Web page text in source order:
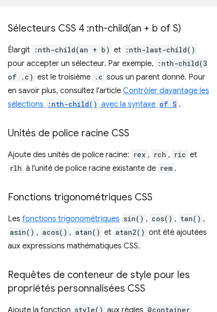
Sélecteurs CSS 4 :nth-child(an + b of S)
Élargit :nth-child(an + b) et :nth-last-child()
pour accepter un sélecteur. Par exemple,
:nth-child(3
of .c) est le troisième .c sous un parent donné. Pour
en savoir plus, consultez l'article Contrôler davantage les
sélections
:nth-child() avec la syntaxe of S .
Unités de police racine CSS
Ajoute des unités de police racine: rex , rch , ric et
rlh à l'unité de police racine existante de rem .
Fonctions trigonométriques CSS
Les fonctions trigonométriques sin() , cos() , tan() ,
asin() , acos() , atan() et atan2() ont été ajoutées
aux expressions mathématiques CSS.
Requêtes de conteneur de style pour les
propriétés personnalisées CSS
Ajoute la fonction style() aux règles @container